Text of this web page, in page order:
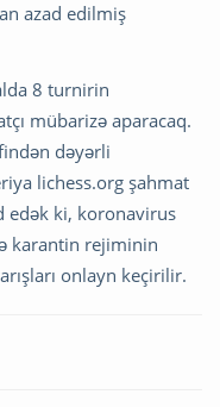
azad edilmiş
8 turnirin
mübarizə aparacaq.
dəyərli
lichess.org şahmat
edək ki, koronavirus
karantin rejiminin
onlayn keçirilir.